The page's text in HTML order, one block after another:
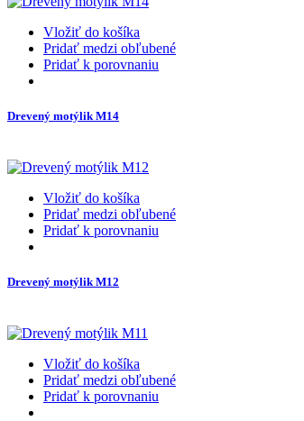
Vložiť do košíka
Pridať medzi obľubené
Pridať k porovnaniu
Drevený motýlik M14
Vložiť do košíka
Pridať medzi obľubené
Pridať k porovnaniu
Drevený motýlik M12
Vložiť do košíka
Pridať medzi obľubené
Pridať k porovnaniu